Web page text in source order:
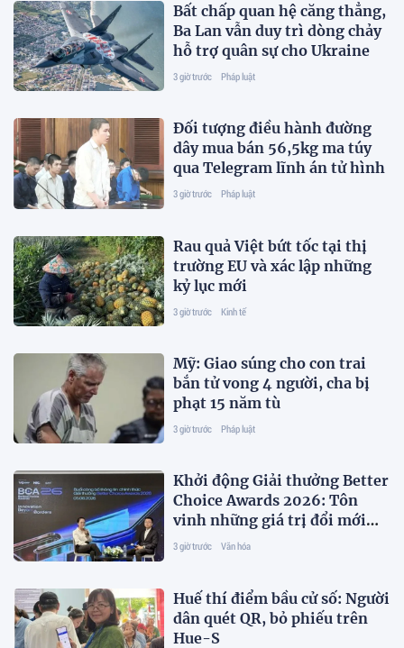
Bất chấp quan hệ căng thẳng,
Ba Lan vẫn duy trì dòng chảy
hỗ trợ quân sự cho Ukraine
3 giờ trước Pháp luật
Đối tượng điều hành đường
dây mua bán 56,5kg ma túy
qua Telegram lĩnh án tử hình
3 giờ trước Pháp luật
Rau quả Việt bứt tốc tại thị
trường EU và xác lập những
kỷ lục mới
3 giờ trước Kinh tế
Mỹ: Giao súng cho con trai
bắn tử vong 4 người, cha bị
phạt 15 năm tù
3 giờ trước Pháp luật
Khởi động Giải thưởng Better
Choice Awards 2026: Tôn
vinh những giá trị đổi mới
phục vụ người tiêu dùng
3 giờ trước Văn hóa
Huế thí điểm bầu cử số: Người
dân quét QR, bỏ phiếu trên
Hue-S